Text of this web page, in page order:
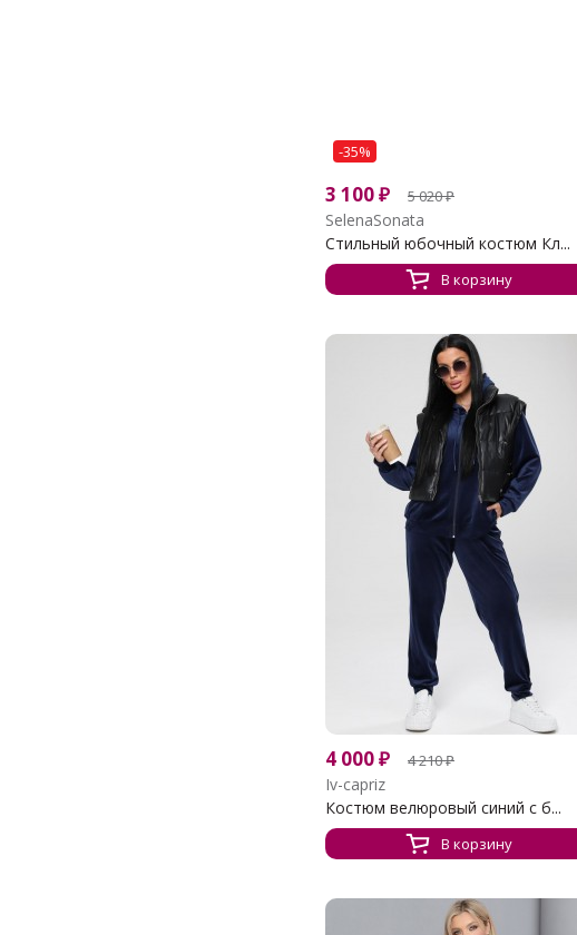
-35%
3 100₽ 5 020₽
SelenaSonata
Стильный юбочный костюм Кл...
В корзину
4 000₽ 4 210₽
Iv-capriz
Костюм велюровый синий с б...
В корзину